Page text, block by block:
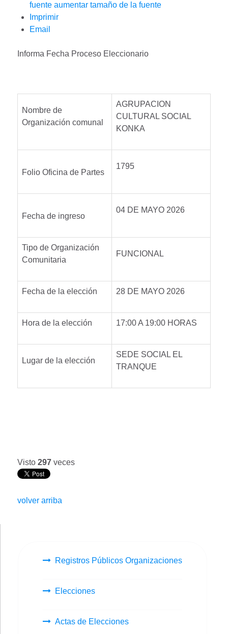
fuente aumentar tamaño de la fuente
Imprimir
Email
Informa Fecha Proceso Eleccionario
Nombre de
Organización comunal
AGRUPACION
CULTURAL SOCIAL
KONKA
Folio Oficina de Partes
1795
Fecha de ingreso
04 DE MAYO 2026
Tipo de Organización
Comunitaria
FUNCIONAL
Fecha de la elección 28 DE MAYO 2026
Hora de la elección 17:00 A 19:00 HORAS
Lugar de la elección
SEDE SOCIAL EL
TRANQUE
Visto 297 veces
volver arriba
Registros Públicos Organizaciones
Elecciones
Actas de Elecciones